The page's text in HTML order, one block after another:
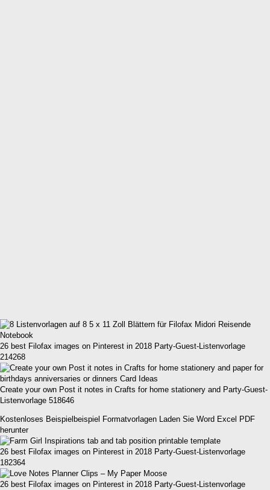
26 best Filofax images on Pinterest in 2018 Party-Guest-Listenvorlage
214268
Create your own Post it notes in Crafts for home stationery and Party-Guest-
Listenvorlage 518646
Kostenloses Beispielbeispiel Formatvorlagen Laden Sie Word Excel PDF
herunter
26 best Filofax images on Pinterest in 2018 Party-Guest-Listenvorlage
182364
26 best Filofax images on Pinterest in 2018 Party-Guest-Listenvorlage